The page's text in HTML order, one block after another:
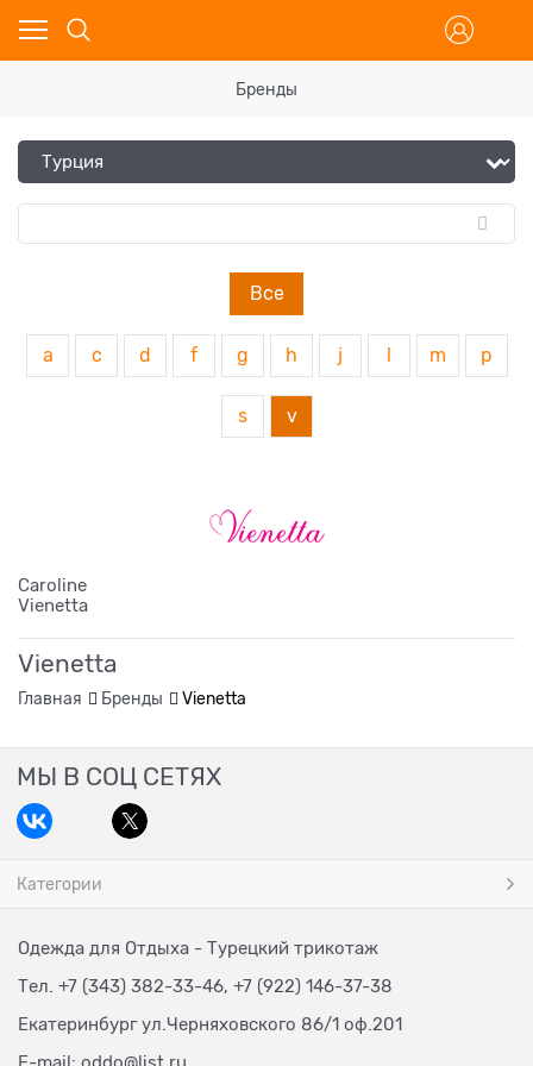
Бренды
Все
a c d f g h j m p
s v
Caroline
Vienetta
Vienetta
Главная Бренды Vienetta
МЫ В СОЦ СЕТЯХ
Категории
Одежда для Отдыха - Турецкий трикотаж
Тел. +7 (343) 382-33-46, +7 (922) 146-37-38
Екатеринбург ул.Черняховского 86/1 оф.201